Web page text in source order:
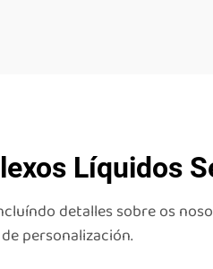
Líquidos
detalles sobre os
personalización.